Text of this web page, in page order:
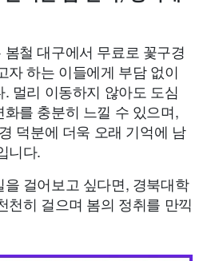
철 대구에서 무료로 꽃구경
자 하는 이들에게 부담 없이
멀리 이동하지 않아도 도심
를 충분히 느낄 수 있으며,
덕분에 더욱 오래 기억에 남
니다.
걸어보고 싶다면, 경북대학
천히 걸으며 봄의 정취를 만끽